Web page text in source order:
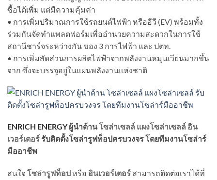
ซื้อได้เพิ่ม แต่มีความคุ้มค่า
• การเพิ่มปริมาณการใช้รถยนต์ไฟฟ้า หรืออีวี (EV) พร้อมทั้ง
ร่วมกันจัดทำแพลตฟอร์มเพื่ออำนวยความสะดวกในการใช้
สถานีชาร์จระหว่างกัน ของ 3 การไฟฟ้า และ ปตท.
• การเพิ่มสัดส่วนการผลิตไฟฟ้าจากพลังงานหมุนเวียนมากขึ้น
จาก ซึ่งจะบรรจุอยู่ในแผนพลังงานแห่งชาติ
ENRICH ENERGYผู้นำด้านโซล่าเซลล์ แผงโซล่าเซลล์ อิน
เวอร์เตอร์ รับติดตั้งโซล่ารูฟท็อปครบวงจรโดยทีมงานโซล่าร์
มืออาชีพ
สนใจ โซล่ารูฟท็อปหรือ อินเวอร์เตอร์ สามารถติดต่อเราได้ที่